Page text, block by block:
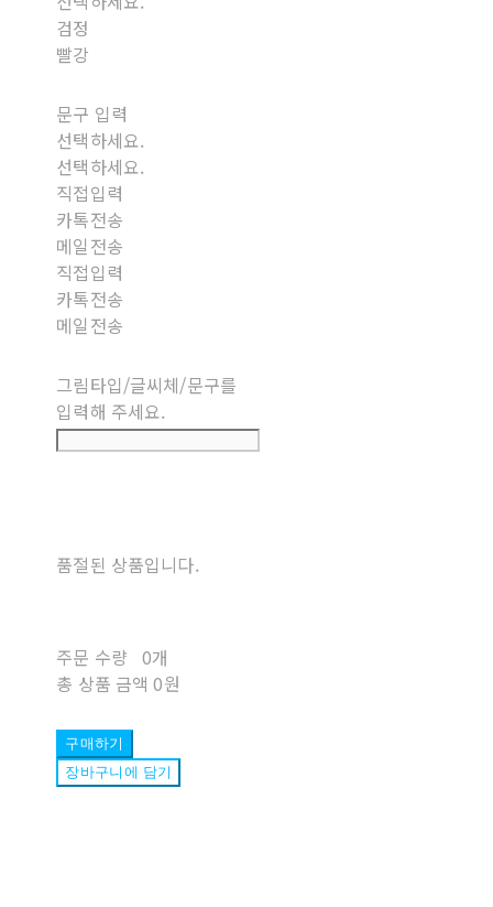
검정
빨강
문구 입력
선택하세요.
선택하세요.
직접입력
카톡전송
메일전송
직접입력
카톡전송
메일전송
그림타입/글씨체/문구를
입력해 주세요.
품절된 상품입니다.
주문 수량 0개
총 상품 금액 0원
구매하기
장바구니에 담기